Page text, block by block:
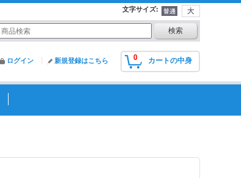
文字サイズ:
0 カートの中身
ログイン 新規登録はこちら